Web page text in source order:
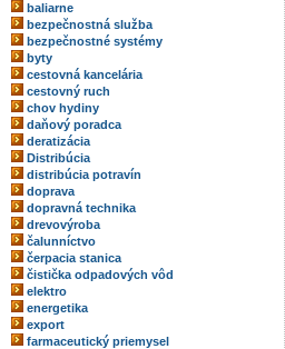
baliarne
bezpečnostná služba
bezpečnostné systémy
byty
cestovná kancelária
cestovný ruch
chov hydiny
daňový poradca
deratizácia
Distribúcia
distribúcia potravín
doprava
dopravná technika
drevovýroba
čalunníctvo
čerpacia stanica
čistička odpadových vôd
elektro
energetika
export
farmaceutický priemysel